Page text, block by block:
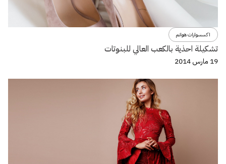
اكسسوارات هوانم
تشكيلة احذية بالكعب العالي للبنوتات
19 مارس 2014